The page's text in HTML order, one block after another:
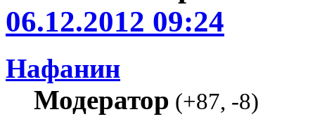
06.12.2012 09:24
Нафанин
Модератор (+87, -8)